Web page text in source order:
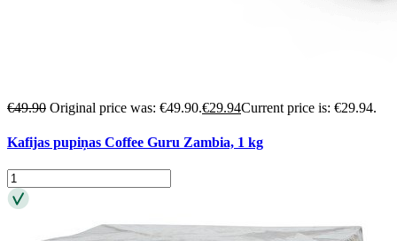
€49.90 Original price was: €49.90.€29.94Current price is: €29.94.
Kafijas pupiņas Coffee Guru Zambia, 1 kg